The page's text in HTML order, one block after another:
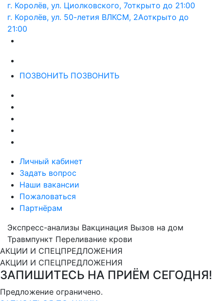
г. Королёв, ул. Циолковского, 7открыто до 21:00
г. Королёв, ул. 50-летия ВЛКСМ, 2Аоткрыто до
21:00
ПОЗВОНИТЬ ПОЗВОНИТЬ
Личный кабинет
Задать вопрос
Наши вакансии
Пожаловаться
Партнёрам
Экспресс-анализы Вакцинация Вызов на дом
Травмпункт Переливание крови
АКЦИИ И СПЕЦПРЕДЛОЖЕНИЯ
АКЦИИ И СПЕЦПРЕДЛОЖЕНИЯ
ЗАПИШИТЕСЬ НА ПРИЁМ СЕГОДНЯ!
Предложение ограничено.